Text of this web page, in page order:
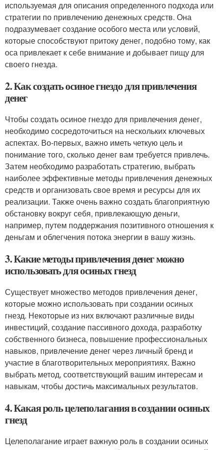
используемая для описания определенного подхода или
стратегии по привлечению денежных средств. Она
подразумевает создание особого места или условий,
которые способствуют притоку денег, подобно тому, как
оса привлекает к себе внимание и добывает пищу для
своего гнезда.
2. Как создать осиное гнездо для привлечения
денег
Чтобы создать осиное гнездо для привлечения денег,
необходимо сосредоточиться на нескольких ключевых
аспектах. Во-первых, важно иметь четкую цель и
понимание того, сколько денег вам требуется привлечь.
Затем необходимо разработать стратегию, выбрать
наиболее эффективные методы привлечения денежных
средств и организовать свое время и ресурсы для их
реализации. Также очень важно создать благоприятную
обстановку вокруг себя, привлекающую деньги,
например, путем поддержания позитивного отношения к
деньгам и облегчения потока энергии в вашу жизнь.
3. Какие методы привлечения денег можно
использовать для осиных гнезд
Существует множество методов привлечения денег,
которые можно использовать при создании осиных
гнезд. Некоторые из них включают различные виды
инвестиций, создание пассивного дохода, разработку
собственного бизнеса, повышение профессиональных
навыков, привлечение денег через личный бренд и
участие в благотворительных мероприятиях. Важно
выбрать метод, соответствующий вашим интересам и
навыкам, чтобы достичь максимальных результатов.
4. Какая роль целеполагания в создании осиных
гнезд
Целеполагание играет важную роль в создании осиных